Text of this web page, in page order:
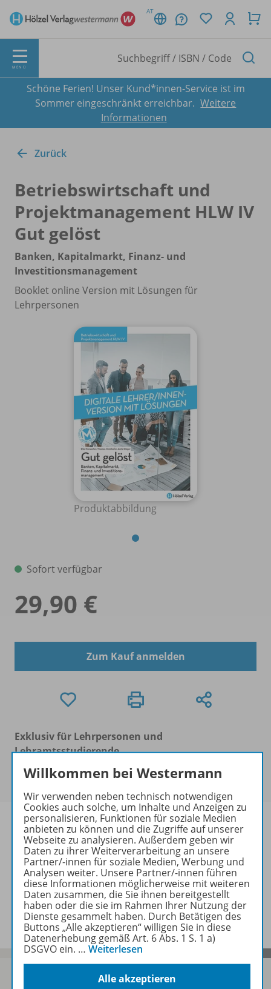
AT
MENÜ
Schöne Ferien! Unser Kund*innen-Service ist im
Sommer eingeschränkt erreichbar. Weitere
Informationen
Zurück
Betriebswirtschaft und
Projektmanagement HLW IV
Gut gelöst
Banken, Kapitalmarkt, Finanz- und
Investitionsmanagement
Booklet online Version mit Lösungen für
Lehrpersonen
Produktabbildung
Sofort verfügbar
29,90 €
Zum Kauf anmelden
Exklusiv für Lehrpersonen und
Lehramtsstudierende
Dieses Produkt darf nur von Lehrpersonen und
Lehramtsstudierenden erworben werden.
Produktinformationen
Zugehörige Produkte
Willkommen bei Westermann
Wir verwenden neben technisch notwendigen
Cookies auch solche, um Inhalte und Anzeigen zu
personalisieren, Funktionen für soziale Medien
anbieten zu können und die Zugriffe auf unserer
Webseite zu analysieren. Außerdem geben wir
Daten zu ihrer Weiterverarbeitung an unsere
Partner/-innen für soziale Medien, Werbung und
Analysen weiter. Unsere Partner/-innen führen
diese Informationen möglicherweise mit weiteren
Daten zusammen, die Sie ihnen bereitgestellt
haben oder die sie im Rahmen Ihrer Nutzung der
Dienste gesammelt haben. Durch Betätigen des
Buttons „Alle akzeptieren“ willigen Sie in diese
Datenerhebung gemäß Art. 6 Abs. 1 S. 1 a)
DSGVO ein. … Weiterlesen
Alle akzeptieren